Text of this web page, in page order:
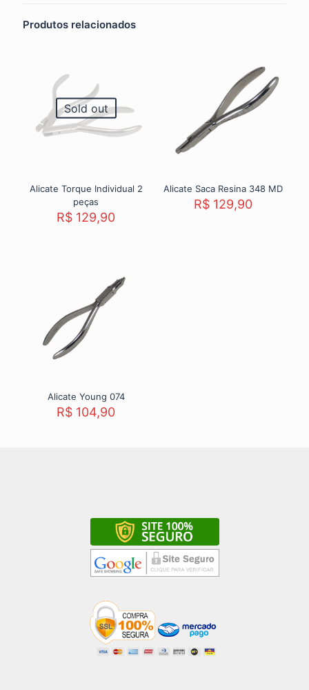
Produtos relacionados
Sold out
Alicate Torque Individual 2
peças
R$ 129,90
Alicate Saca Resina 348 MD
R$129,90
Alicate Young 074
R$ 104,90